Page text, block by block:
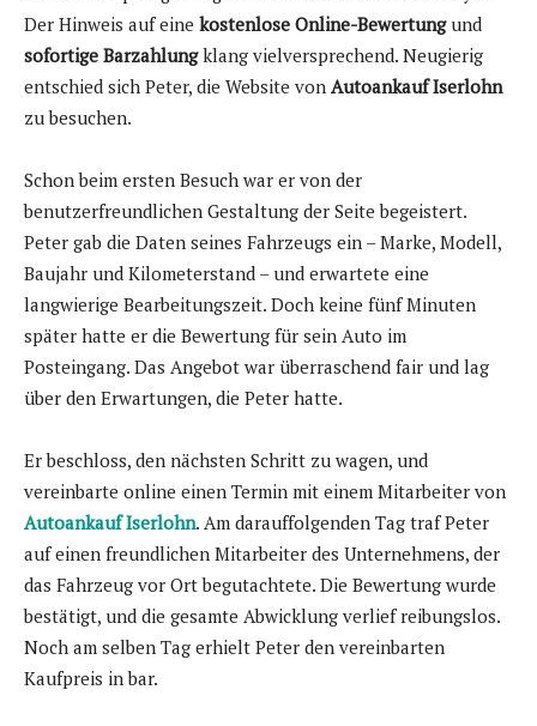
Der Hinweis auf eine kostenlose Online-Bewertungund
sofortige Barzahlungklang vielversprechend. Neugierig
entschied sich Peter, die Website von Autoankauf Iserlohn
zu besuchen.
Schon beim ersten Besuch war er von der
benutzerfreundlichen Gestaltung der Seite begeistert.
Peter gab die Daten seines Fahrzeugs ein – Marke, Modell,
Baujahr und Kilometerstand – und erwartete eine
langwierige Bearbeitungszeit. Doch keine fünf Minuten
später hatte er die Bewertung für sein Auto im
Posteingang. Das Angebot war überraschend fair und lag
über den Erwartungen, die Peter hatte.
Er beschloss, den nächsten Schritt zu wagen, und
vereinbarte online einen Termin mit einem Mitarbeiter von
Autoankauf Iserlohn. Am darauffolgenden Tag traf Peter
auf einen freundlichen Mitarbeiter des Unternehmens, der
das Fahrzeug vor Ort begutachtete. Die Bewertung wurde
bestätigt, und die gesamte Abwicklung verlief reibungslos.
Noch am selben Tag erhielt Peter den vereinbarten
Kaufpreis in bar.